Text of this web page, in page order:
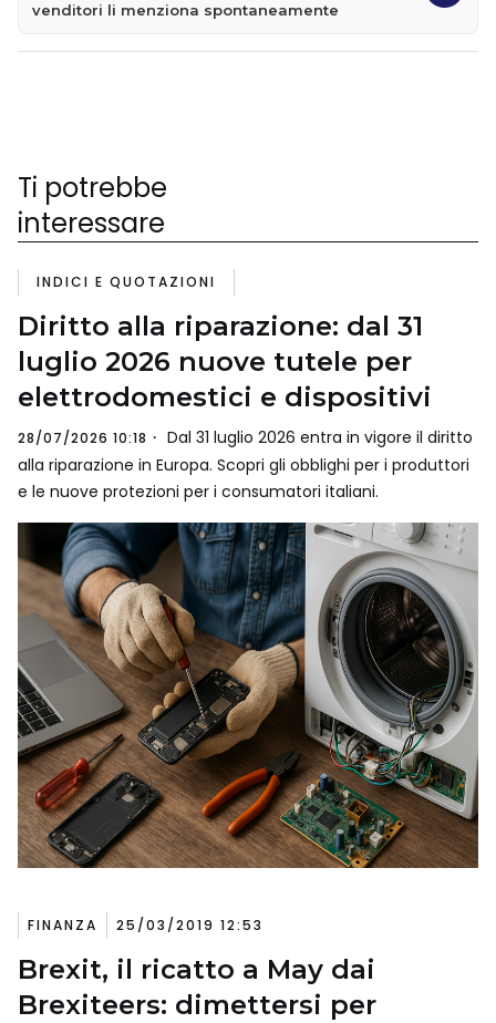
venditori li menziona spontaneamente
Ti potrebbe
interessare
INDICI E QUOTAZIONI
Diritto alla riparazione: dal 31
luglio 2026 nuove tutele per
elettrodomestici e dispositivi
28/07/2026 10:18
Dal 31 luglio 2026 entra in vigore il diritto
alla riparazione in Europa. Scopri gli obblighi per i produttori
e le nuove protezioni per i consumatori italiani.
FINANZA 25/03/2019 12:53
Brexit, il ricatto a May dai
Brexiteers: dimettersi per